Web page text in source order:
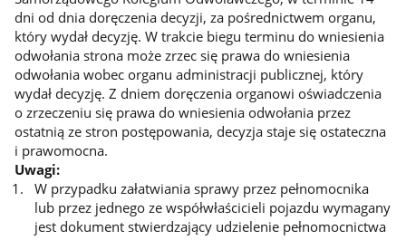
dni od dnia doręczenia decyzji, za pośrednictwem organu,
który wydał decyzję. W trakcie biegu terminu do wniesienia
odwołania strona może zrzec się prawa do wniesienia
odwołania wobec organu administracji publicznej, który
wydał decyzję. Z dniem doręczenia organowi oświadczenia
o zrzeczeniu się prawa do wniesienia odwołania przez
ostatnią ze stron postępowania, decyzja staje się ostateczna
i prawomocna.
Uwagi:
W przypadku załatwiania sprawy przez pełnomocnika
lub przez jednego ze współwłaścicieli pojazdu wymagany
jest dokument stwierdzający udzielenie pełnomocnictwa